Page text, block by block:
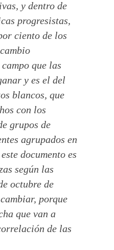
y dentro de
progresistas,
ciento de los
que las
y es el del
blancos, que
con los
grupos de
agrupados en
documento es
según las
octubre de
porque
que van a
de las